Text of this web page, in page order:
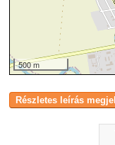
500 m